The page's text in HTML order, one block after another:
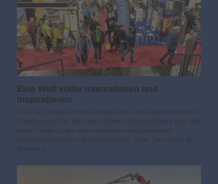
Eine Welt voller Innovationen und
Inspirationen
ANZEIGE Bauen-Wohnen-Lifestyle Info- und Verkaufsmessen in
Flensburg und Kiel Die Bauen-Wohnen-Lifestyle-Messe zählt seit
vielen Jahren zu den meist etablierten und beliebtesten
Verbrauchermessen in Norddeutschland. Jedes Jahr öffnen die
Messen in…